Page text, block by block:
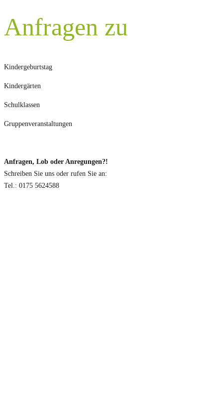
Anfragen zu
Kindergeburtstag
Kindergärten
Schulklassen
Gruppenveranstaltungen
Anfragen, Lob oder Anregungen?!
Schreiben Sie uns oder rufen Sie an:
Tel.: 0175 5624588